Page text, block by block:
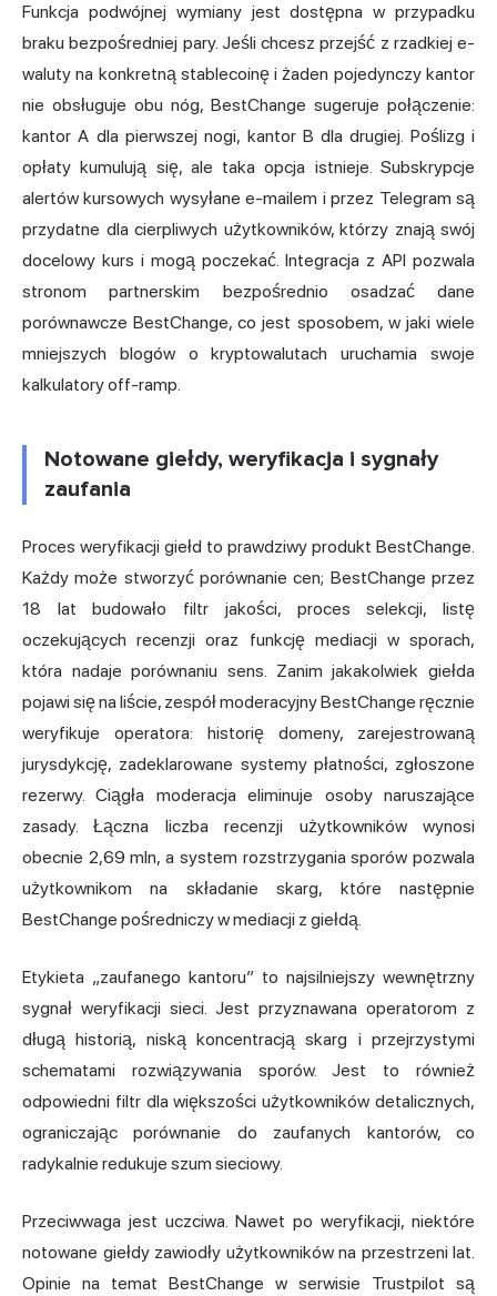
Funkcja podwójnej wymiany jest dostępna w przypadku
braku bezpośredniej pary. Jeśli chcesz przejść z rzadkiej e-
waluty na konkretną stablecoinę i żaden pojedynczy kantor
nie obsługuje obu nóg, BestChange sugeruje połączenie:
kantor A dla pierwszej nogi, kantor B dla drugiej. Poślizg i
opłaty kumulują się, ale taka opcja istnieje. Subskrypcje
alertów kursowych wysyłane e-mailem i przez Telegram są
przydatne dla cierpliwych użytkowników, którzy znają swój
docelowy kurs i mogą poczekać. Integracja z API pozwala
stronom partnerskim bezpośrednio osadzać dane
porównawcze BestChange, co jest sposobem, w jaki wiele
mniejszych blogów o kryptowalutach uruchamia swoje
kalkulatory off-ramp.
Notowane giełdy, weryfikacja i sygnały
zaufania
Proces weryfikacji giełd to prawdziwy produkt BestChange.
Każdy może stworzyć porównanie cen; BestChange przez
18 lat budowało filtr jakości, proces selekcji, listę
oczekujących recenzji oraz funkcję mediacji w sporach,
która nadaje porównaniu sens. Zanim jakakolwiek giełda
pojawi się na liście, zespół moderacyjny BestChange ręcznie
weryfikuje operatora: historię domeny, zarejestrowaną
jurysdykcję, zadeklarowane systemy płatności, zgłoszone
rezerwy. Ciągła moderacja eliminuje osoby naruszające
zasady. Łączna liczba recenzji użytkowników wynosi
obecnie 2,69 mln, a system rozstrzygania sporów pozwala
użytkownikom na składanie skarg, które następnie
BestChange pośredniczy w mediacji z giełdą.
Etykieta „zaufanego kantoru” to najsilniejszy wewnętrzny
sygnał weryfikacji sieci. Jest przyznawana operatorom z
długą historią, niską koncentracją skarg i przejrzystymi
schematami rozwiązywania sporów. Jest to również
odpowiedni filtr dla większości użytkowników detalicznych,
ograniczając porównanie do zaufanych kantorów, co
radykalnie redukuje szum sieciowy.
Przeciwwaga jest uczciwa. Nawet po weryfikacji, niektóre
notowane giełdy zawiodły użytkowników na przestrzeni lat.
Opinie na temat BestChange w serwisie Trustpilot są